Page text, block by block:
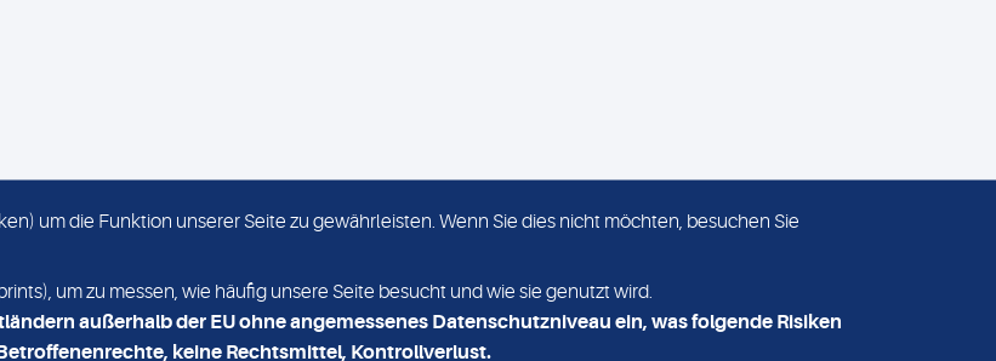
MVZ Medizinisches Labor
Nord MLN GmbH
um die Funktion unserer Seite zu gewährleisten. Wenn Sie dies nicht möchten, besuchen Sie
um zu messen, wie häufig unsere Seite besucht und wie sie genutzt wird.
außerhalb der EU ohne angemessenes Datenschutzniveau ein, was folgende Risiken
keine Rechtsmittel, Kontrollverlust.